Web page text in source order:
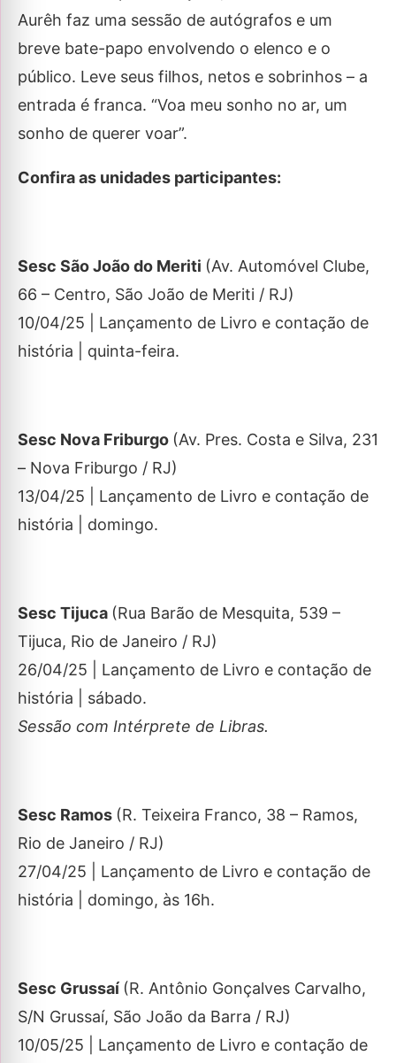
Aurêh faz uma sessão de autógrafos e um
breve bate-papo envolvendo o elenco e o
público. Leve seus filhos, netos e sobrinhos – a
entrada é franca. “Voa meu sonho no ar, um
sonho de querer voar”.
Confira as unidades participantes:
Sesc São João do Meriti (Av. Automóvel Clube,
66 – Centro, São João de Meriti / RJ)
10/04/25 | Lançamento de Livro e contação de
história | quinta-feira.
Sesc Nova Friburgo (Av. Pres. Costa e Silva, 231
– Nova Friburgo / RJ)
13/04/25 | Lançamento de Livro e contação de
história | domingo.
Sesc Tijuca (Rua Barão de Mesquita, 539 –
Tijuca, Rio de Janeiro / RJ)
26/04/25 | Lançamento de Livro e contação de
história | sábado.
Sessão com Intérprete de Libras.
Sesc Ramos (R. Teixeira Franco, 38 – Ramos,
Rio de Janeiro / RJ)
27/04/25 | Lançamento de Livro e contação de
história | domingo, às 16h.
Sesc Grussaí (R. Antônio Gonçalves Carvalho,
S/N Grussaí, São João da Barra / RJ)
10/05/25 | Lançamento de Livro e contação de